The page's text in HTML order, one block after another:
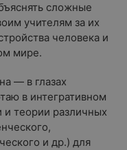
сложные
учителям за их
человека и
мире.
— в глазах
в интегративном
теории различных
и др.) для